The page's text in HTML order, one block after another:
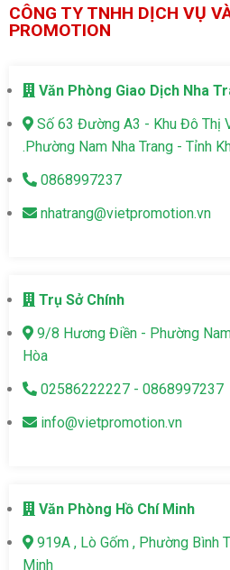
CÔNG TY TNHH DỊCH VỤ
PROMOTION
Văn Phòng Giao Dịch Nha
Số 63 Đường A3 - Khu Đô Thị
.Phường Nam Nha Trang - Tỉnh
0868997237
nhatrang@vietpromotion.vn
Trụ Sở Chính
9/8 Hương Điền - Phường
Hòa
02586222227 - 0868997237
info@vietpromotion.vn
Văn Phòng Hồ Chí Minh
919A , Lò Gốm , Phường Bình
Minh